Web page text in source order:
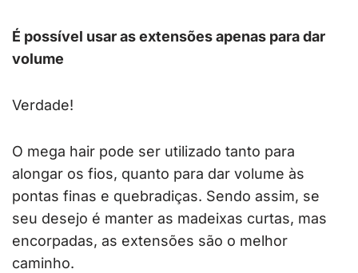
É possível usar as extensões apenas para dar
volume
Verdade!
O mega hair pode ser utilizado tanto para
alongar os fios, quanto para dar volume às
pontas finas e quebradiças. Sendo assim, se
seu desejo é manter as madeixas curtas, mas
encorpadas, as extensões são o melhor
caminho.